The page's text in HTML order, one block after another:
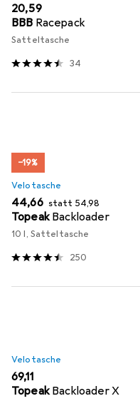
EUR
20,59
BBB Racepack
Satteltasche
34
−19%
Velotasche
EUR
44,66 statt EUR
54,98
Topeak Backloader
10 l, Satteltasche
250
Velotasche
EUR
69,11
Topeak Backloader X